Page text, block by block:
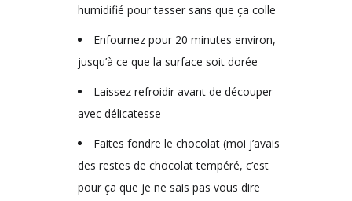
humidifié pour tasser sans que ça colle
Enfournez pour 20 minutes environ,
jusqu’à ce que la surface soit dorée
Laissez refroidir avant de découper
avec délicatesse
Faites fondre le chocolat (moi j’avais
des restes de chocolat tempéré, c’est
pour ça que je ne sais pas vous dire